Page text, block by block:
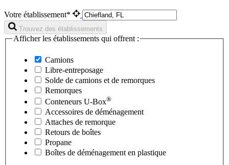
Votre établissement*
Trouvez des établissements
Afficher les établissements qui offrent :
Camions
Libre-entreposage
Solde de camions et de remorques
Remorques
Conteneurs U-Box®
Accessoires de déménagement
Attaches de remorque
Retours de boîtes
Propane
Boîtes de déménagement en plastique